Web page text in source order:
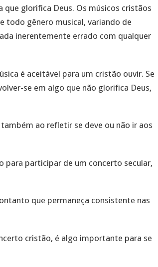
glorifica Deus. Os músicos cristãos
todo gênero musical, variando de
inerentemente errado com qualquer
é aceitável para um cristão ouvir. Se
se em algo que não glorifica Deus,
ao refletir se deve ou não ir aos
para participar de um concerto secular,
que permaneça consistente nas
cristão, é algo importante para se